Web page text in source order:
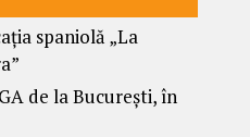
spaniolă „La
de la București, în